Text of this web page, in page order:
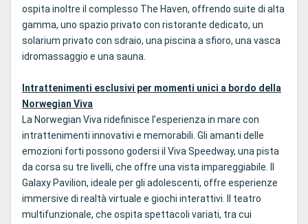
ospita inoltre il complesso The Haven, offrendo suite di alta
gamma, uno spazio privato con ristorante dedicato, un
solarium privato con sdraio, una piscina a sfioro, una vasca
idromassaggio e una sauna.
Intrattenimenti esclusivi per momenti unici a bordo della
Norwegian Viva
La Norwegian Viva ridefinisce l’esperienza in mare con
intrattenimenti innovativi e memorabili. Gli amanti delle
emozioni forti possono godersi il Viva Speedway, una pista
da corsa su tre livelli, che offre una vista impareggiabile. Il
Galaxy Pavilion, ideale per gli adolescenti, offre esperienze
immersive di realtà virtuale e giochi interattivi. Il teatro
multifunzionale, che ospita spettacoli variati, tra cui